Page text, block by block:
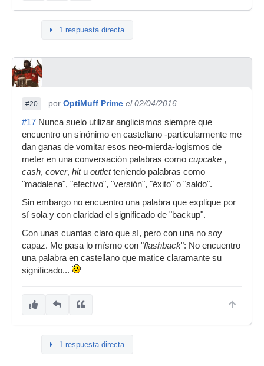
1 respuesta directa
#20 por OptiMuff Prime el 02/04/2016
#17 Nunca suelo utilizar anglicismos siempre que
encuentro un sinónimo en castellano -particularmente me
dan ganas de vomitar esos neo-mierda-logismos de
meter en una conversación palabras como cupcake ,
cash, cover, hitu outletteniendo palabras como
"madalena", "efectivo", "versión", "éxito" o "saldo".
Sin embargo no encuentro una palabra que explique por
sí sola y con claridad el significado de "backup".
Con unas cuantas claro que sí, pero con una no soy
capaz. Me pasa lo mísmo con "flashback": No encuentro
una palabra en castellano que matice claramante su
significado...
1 respuesta directa